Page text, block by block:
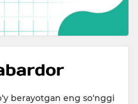
berayotgan eng so‘nggi